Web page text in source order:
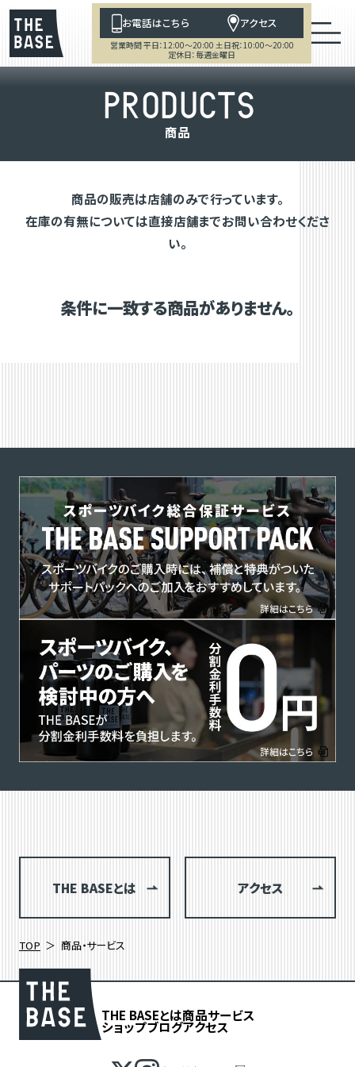
お電話はこちら アクセス
営業時間 平日：12:00～20:00 土日祝：10:00～20:00
定休日：毎週金曜日
PRODUCTS
商品
商品の販売は店舗のみで行っています。
在庫の有無については直接店舗までお問い合わせくださ
い。
条件に一致する商品がありません。
THE BASEとは アクセス
TOP 商品・サービス
THE BASEとは商品サービス
ショップブログアクセス